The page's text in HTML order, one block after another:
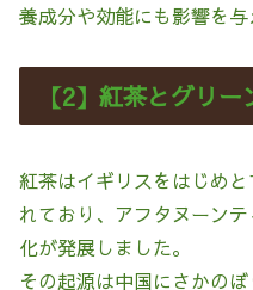
養成分や効能にも影響を与
【2】紅茶とグリ
紅茶はイギリスをはじめ
れており、アフタヌーン
化が発展しました。
その起源は中国にさかの